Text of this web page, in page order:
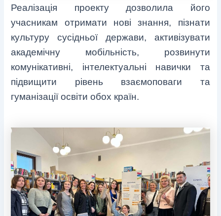
Реалізація проекту дозволила його
учасникам отримати нові знання, пізнати
культуру сусідньої держави, активізувати
академічну мобільність, розвинути
комунікативні, інтелектуальні навички та
підвищити рівень взаємоповаги та
гуманізації освіти обох країн.